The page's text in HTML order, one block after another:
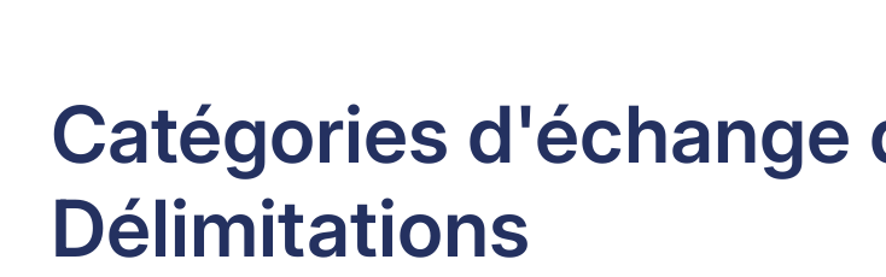
Catégories d'échange
Délimitations